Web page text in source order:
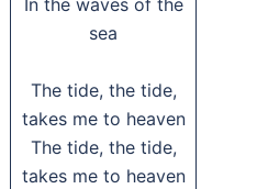
In the waves of the
sea
The tide, the tide,
takes me to heaven
The tide, the tide,
takes me to heaven